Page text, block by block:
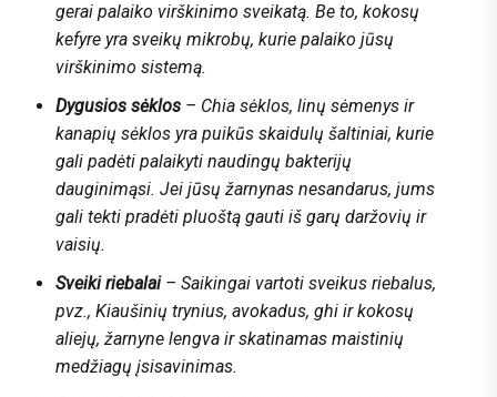
gerai palaiko virškinimo sveikatą. Be to, kokosų
kefyre yra sveikų mikrobų, kurie palaiko jūsų
virškinimo sistemą.
Dygusios sėklos – Chia sėklos, linų sėmenys ir
kanapių sėklos yra puikūs skaidulų šaltiniai, kurie
gali padėti palaikyti naudingų bakterijų
dauginimąsi. Jei jūsų žarnynas nesandarus, jums
gali tekti pradėti pluoštą gauti iš garų daržovių ir
vaisių.
Sveiki riebalai– Saikingai vartoti sveikus riebalus,
pvz., Kiaušinių trynius, avokadus, ghi ir kokosų
aliejų, žarnyne lengva ir skatinamas maistinių
medžiagų įsisavinimas.